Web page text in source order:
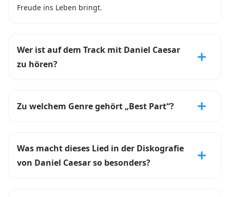
Freude ins Leben bringt.
Wer ist auf dem Track mit Daniel Caesar
zu hören?
Zu welchem Genre gehört „Best Part“?
Was macht dieses Lied in der Diskografie
von Daniel Caesar so besonders?